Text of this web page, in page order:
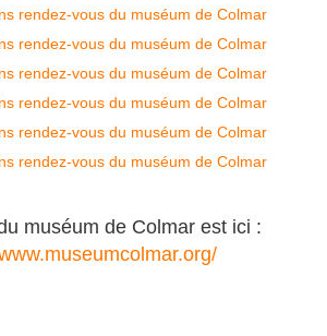
muséum de Colmar est ici :